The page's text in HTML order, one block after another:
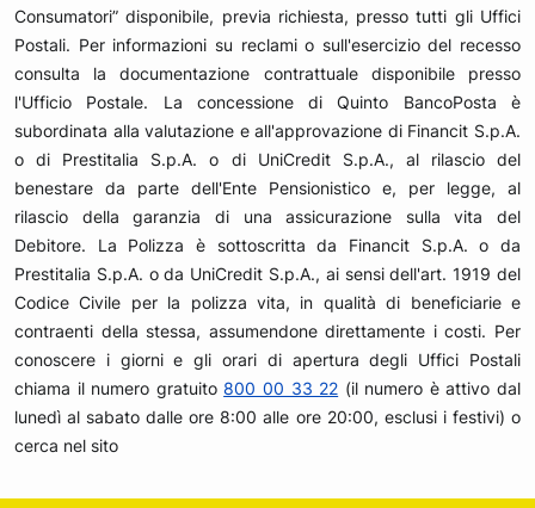
Consumatori” disponibile, previa richiesta, presso tutti gli Uffici
Postali. Per informazioni su reclami o sull'esercizio del recesso
consulta la documentazione contrattuale disponibile presso
l'Ufficio Postale. La concessione di Quinto BancoPosta è
subordinata alla valutazione e all'approvazione di Financit S.p.A.
o di Prestitalia S.p.A. o di UniCredit S.p.A., al rilascio del
benestare da parte dell'Ente Pensionistico e, per legge, al
rilascio della garanzia di una assicurazione sulla vita del
Debitore. La Polizza è sottoscritta da Financit S.p.A. o da
Prestitalia S.p.A. o da UniCredit S.p.A., ai sensi dell'art. 1919 del
Codice Civile per la polizza vita, in qualità di beneficiarie e
contraenti della stessa, assumendone direttamente i costi. Per
conoscere i giorni e gli orari di apertura degli Uffici Postali
chiama il numero gratuito800 00 33 22 (il numero è attivo dal
lunedì al sabato dalle ore 8:00 alle ore 20:00, esclusi i festivi) o
cerca nel sito